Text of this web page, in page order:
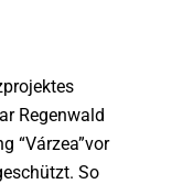
Regenwald
“Várzea”vor
So